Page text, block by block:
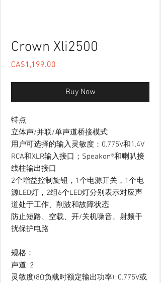
Crown Xli2500
CA$1,199.00
Buy Now
特点:
立体声/并联/单声道桥接模式
用户可选择的输入灵敏度：0.775V和1.4V
RCA和XLR输入接口；Speakon®和喇叭接
线柱输出接口
2个增益控制旋钮，1个电源开关，1个电
源LED灯，2组6个LED灯分别表示对应声
道处于工作、削波和故障状态
防止短路、空载、开/关机噪音、射频干
扰保护电路
规格：
声道: 2
灵敏度(8Ω负载时额定输出功率): 0.775V或